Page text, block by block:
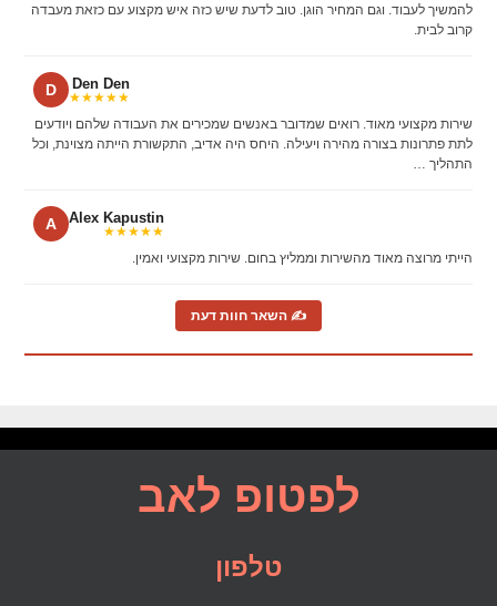
להמשיך לעבוד. וגם המחיר הוגן. טוב לדעת שיש כזה איש מקצוע עם כזאת מעבדה
קרוב לבית.
D Den Den
★★★★★
שירות מקצועי מאוד. רואים שמדובר באנשים שמכירים את העבודה שלהם ויודעים
לתת פתרונות בצורה מהירה ויעילה. היחס היה אדיב, התקשורת הייתה מצוינת, וכל
התהליך …
A Alex Kapustin
★★★★★
הייתי מרוצה מאוד מהשירות וממליץ בחום. שירות מקצועי ואמין.
✍ השאר חוות דעת
לפטופ לאב
טלפון